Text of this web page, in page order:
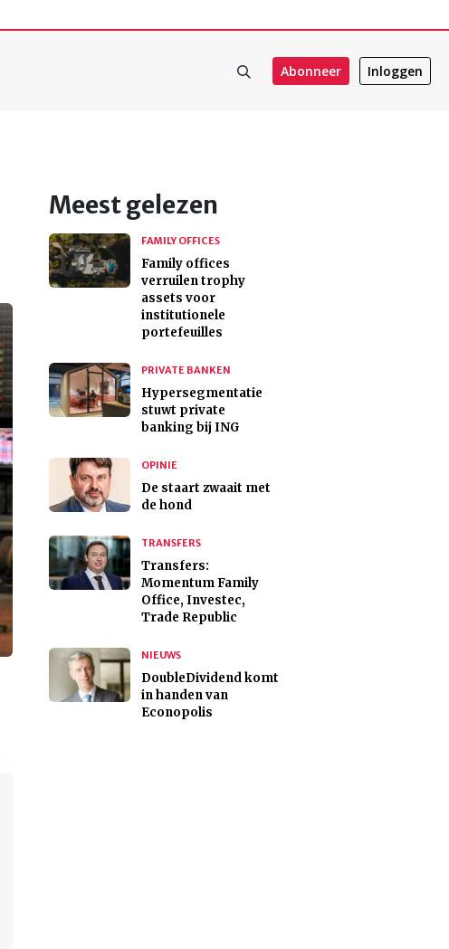
Abonneer Inloggen
Meest gelezen
FAMILY OFFICES
Family offices
verruilen trophy
assets voor
institutionele
portefeuilles
PRIVATE BANKEN
Hypersegmentatie
stuwt private
banking bij ING
OPINIE
De staart zwaait met
de hond
TRANSFERS
Transfers:
Momentum Family
Office, Investec,
Trade Republic
NIEUWS
DoubleDividend komt
in handen van
Econopolis